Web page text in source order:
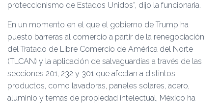
proteccionismo de Estados Unidos”, dijo la funcionaria.
En un momento en el que el gobierno de Trump ha
puesto barreras al comercio a partir de la renegociación
del Tratado de Libre Comercio de América del Norte
(TLCAN) y la aplicación de salvaguardias a través de las
secciones 201, 232 y 301 que afectan a distintos
productos, como lavadoras, paneles solares, acero,
aluminio y temas de propiedad intelectual, México ha